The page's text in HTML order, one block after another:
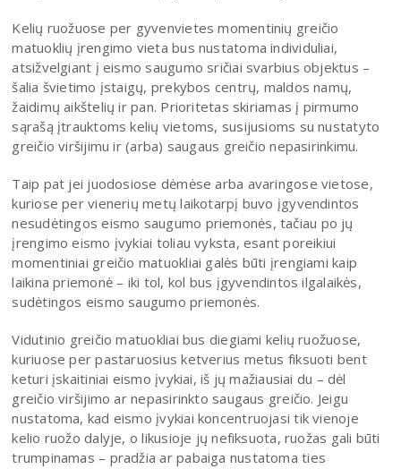
Kelių ruožuose per gyvenvietes momentinių greičio
matuoklių įrengimo vieta bus nustatoma individuliai,
atsižvelgiant į eismo saugumo sričiai svarbius objektus –
šalia švietimo įstaigų, prekybos centrų, maldos namų,
žaidimų aikštelių ir pan. Prioritetas skiriamas į pirmumo
sąrašą įtrauktoms kelių vietoms, susijusioms su nustatyto
greičio viršijimu ir (arba) saugaus greičio nepasirinkimu.
Taip pat jei juodosiose dėmėse arba avaringose vietose,
kuriose per vienerių metų laikotarpį buvo įgyvendintos
nesudėtingos eismo saugumo priemonės, tačiau po jų
įrengimo eismo įvykiai toliau vyksta, esant poreikiui
momentiniai greičio matuokliai galės būti įrengiami kaip
laikina priemonė – iki tol, kol bus įgyvendintos ilgalaikės,
sudėtingos eismo saugumo priemonės.
Vidutinio greičio matuokliai bus diegiami kelių ruožuose,
kuriuose per pastaruosius ketverius metus fiksuoti bent
keturi įskaitiniai eismo įvykiai, iš jų mažiausiai du – dėl
greičio viršijimo ar nepasirinkto saugaus greičio. Jeigu
nustatoma, kad eismo įvykiai koncentruojasi tik vienoje
kelio ruožo dalyje, o likusioje jų nefiksuota, ruožas gali būti
trumpinamas – pradžia ar pabaiga nustatoma ties